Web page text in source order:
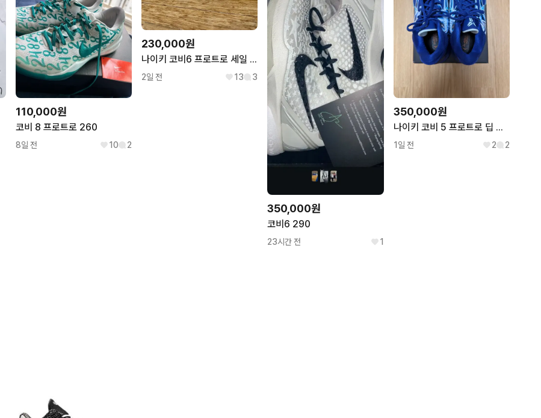
- 단순 변심으로 인한 반품 시 반송비가 부과되며, 반송비 입금 및 상품 상태 확인 후
환불 진행됩니다.
- 단순 변심 반품 요청 기간(7일)이 경과된 경우 반품이 불가합니다.
- 구매자의 사용 또는 포장(택 등) 훼손으로 상품의 가치가 감소한 경우 반품이 불가
합니다.
- 중고 상품 특성상 이미지에 보이지 않는 스크래치 또는 얼룩이 존재할 수 있습니다.
- 실측 사이즈는 1cm ~2cm 차이가 있을 수 있습니다.
- 본 상품은 슈클린 서비스가 완료된 상품입니다. 단, 의류 / 액세서리 / 구두 / 가죽 제
110,000원
코비 8 프로트로 260
8일 전 10 2
230,000원
나이키 코비6 프로트로 세일 285 사이즈(급처)
2일 전 13 3
350,000원
코비6 290
23시간 전 1
350,000원
나이키 코비 5 프로트로 딥 로얄 블루 (가격 안 내려요)
1일 전 2 2